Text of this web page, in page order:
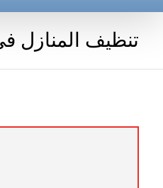
تنظيف المنازل